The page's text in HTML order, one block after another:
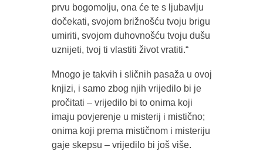
prvu bogomolju, ona će te s ljubavlju
dočekati, svojom brižnošću tvoju brigu
umiriti, svojom duhovnošću tvoju dušu
uznijeti, tvoj ti vlastiti život vratiti.“
Mnogo je takvih i sličnih pasaža u ovoj
knjizi, i samo zbog njih vrijedilo bi je
pročitati – vrijedilo bi to onima koji
imaju povjerenje u misterij i mistično;
onima koji prema mističnom i misteriju
gaje skepsu – vrijedilo bi još više.